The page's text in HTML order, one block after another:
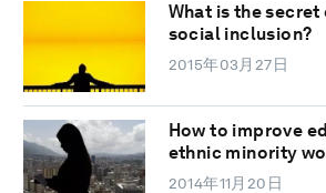
What is the secret
social inclusion?
2015年03月27日
How to improve
ethnic minority
2014年11月20日